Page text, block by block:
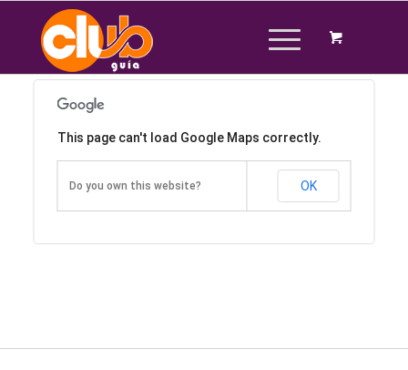
This page can't load Google Maps correctly.
Do you own this website? OK